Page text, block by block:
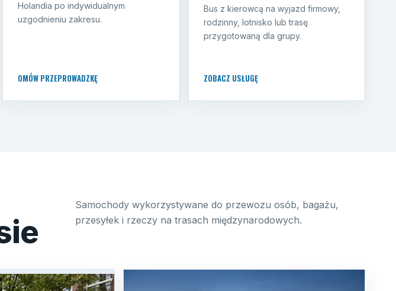
Holandia po indywidualnym
uzgodnieniu zakresu.
OMÓW PRZEPROWADZKĘ
Bus z kierowcą na wyjazd firmowy,
rodzinny, lotnisko lub trasę
przygotowaną dla grupy.
ZOBACZ USŁUGĘ
Samochody wykorzystywane do przewozu osób, bagażu,
przesyłek i rzeczy na trasach międzynarodowych.